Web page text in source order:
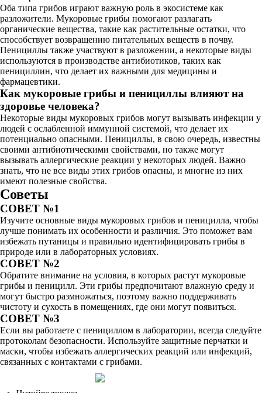
Оба типа грибов играют важную роль в экосистеме как
разложители. Мукоровые грибы помогают разлагать
органические вещества, такие как растительные остатки, что
способствует возвращению питательных веществ в почву.
Пенициллы также участвуют в разложении, а некоторые виды
используются в производстве антибиотиков, таких как
пенициллин, что делает их важными для медицины и
фармацевтики.
Как мукоровые грибы и пенициллы влияют на
здоровье человека?
Некоторые виды мукоровых грибов могут вызывать инфекции у
людей с ослабленной иммунной системой, что делает их
потенциально опасными. Пенициллы, в свою очередь, известны
своими антибиотическими свойствами, но также могут
вызывать аллергические реакции у некоторых людей. Важно
знать, что не все виды этих грибов опасны, и многие из них
имеют полезные свойства.
Советы
СОВЕТ №1
Изучите основные виды мукоровых грибов и пеницилла, чтобы
лучше понимать их особенности и различия. Это поможет вам
избежать путаницы и правильно идентифицировать грибы в
природе или в лабораторных условиях.
СОВЕТ №2
Обратите внимание на условия, в которых растут мукоровые
грибы и пеницилл. Эти грибы предпочитают влажную среду и
могут быстро размножаться, поэтому важно поддерживать
чистоту и сухость в помещениях, где они могут появиться.
СОВЕТ №3
Если вы работаете с пенициллом в лаборатории, всегда следуйте
протоколам безопасности. Используйте защитные перчатки и
маски, чтобы избежать аллергических реакций или инфекций,
связанных с контактами с грибами.